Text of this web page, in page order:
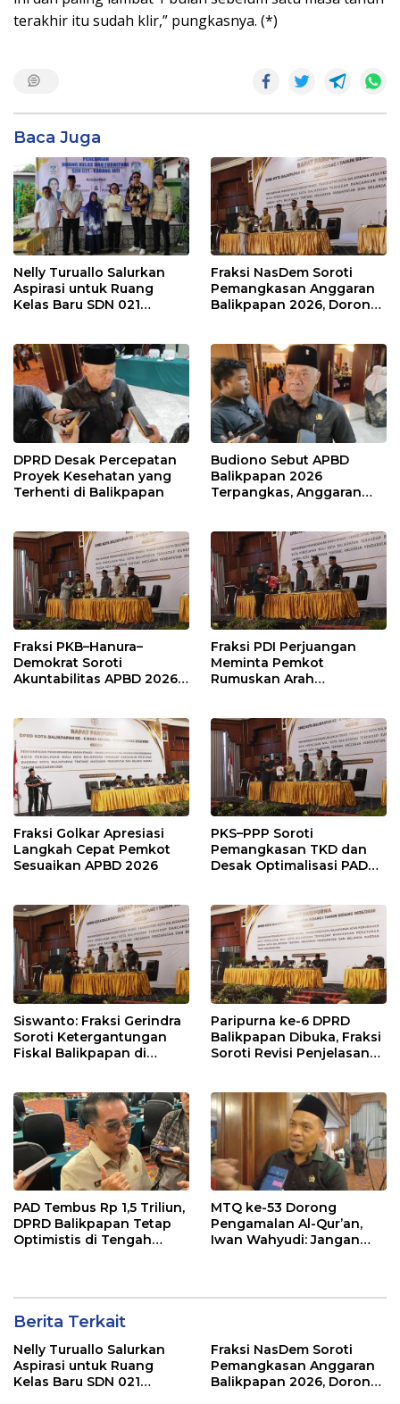
terakhir itu sudah klir,” pungkasnya. (*)
Baca Juga
Nelly Turuallo Salurkan
Aspirasi untuk Ruang
Kelas Baru SDN 021
Fraksi NasDem Soroti
Pemangkasan Anggaran
Balikpapan 2026, Dorong
DPRD Desak Percepatan
Proyek Kesehatan yang
Terhenti di Balikpapan
Budiono Sebut APBD
Balikpapan 2026
Terpangkas, Anggaran
Fraksi PKB–Hanura–
Demokrat Soroti
Akuntabilitas APBD 2026
Modal
Fraksi PDI Perjuangan
Meminta Pemkot
Rumuskan Arah
Penyangga IKN
Fraksi Golkar Apresiasi
Langkah Cepat Pemkot
Sesuaikan APBD 2026
PKS–PPP Soroti
Pemangkasan TKD dan
Desak Optimalisasi PAD
Siswanto: Fraksi Gerindra
Soroti Ketergantungan
Fiskal Balikpapan di
Paripurna ke-6 DPRD
Balikpapan Dibuka, Fraksi
Soroti Revisi Penjelasan
PAD Tembus Rp 1,5 Triliun,
DPRD Balikpapan Tetap
Optimistis di Tengah
MTQ ke-53 Dorong
Pengamalan Al-Qur’an,
Iwan Wahyudi: Jangan
Berita Terkait
Nelly Turuallo Salurkan
Aspirasi untuk Ruang
Kelas Baru SDN 021
Fraksi NasDem Soroti
Pemangkasan Anggaran
Balikpapan 2026, Dorong